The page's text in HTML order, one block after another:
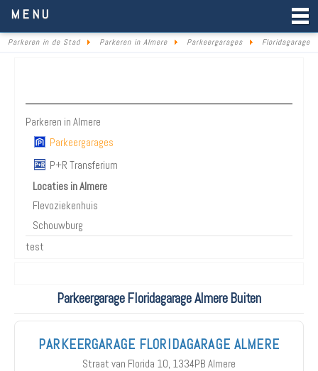
MENU
Parkeren in de Stad Parkeren in Almere Parkeergarages Floridagarage
Parkeren in Almere
Parkeergarages
P+R Transferium
Locaties in Almere
Flevoziekenhuis
Schouwburg
test
Parkeergarage Floridagarage Almere Buiten
PARKEERGARAGE FLORIDAGARAGE ALMERE
Straat van Florida 10, 1334PB Almere